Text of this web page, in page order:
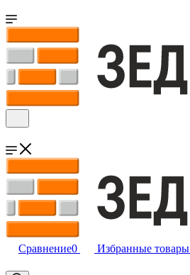
Сравнение0 Избранные товары